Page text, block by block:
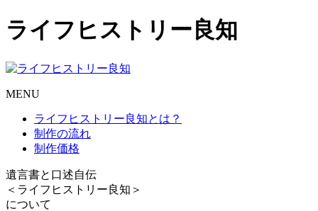
ライフヒストリー良知
MENU
ライフヒストリー良知とは？
制作の流れ
制作価格
遺言書と口述自伝
＜ライフヒストリー良知＞
について